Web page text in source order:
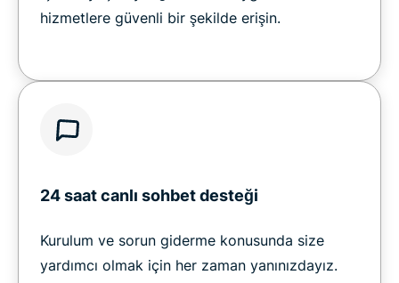
hizmetlere güvenli bir şekilde erişin.
24 saat canlı sohbet desteği
Kurulum ve sorun giderme konusunda size
yardımcı olmak için her zaman yanınızdayız.